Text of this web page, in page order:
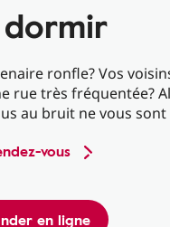
ronfle? Vos
rue très fréquentée?
au bruit ne vous
vous
en ligne